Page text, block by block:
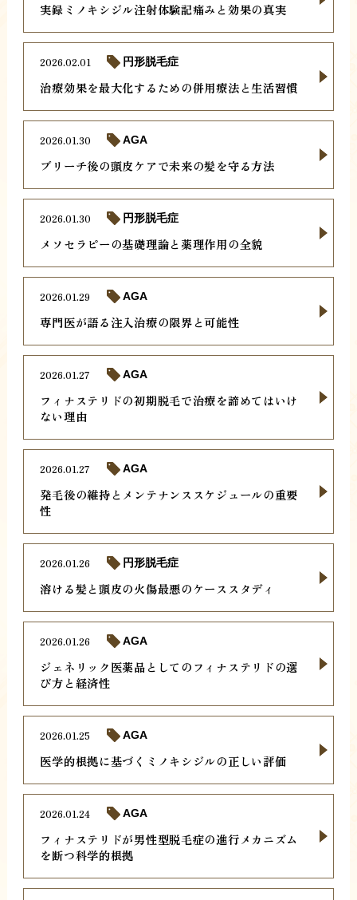
実録ミノキシジル注射体験記痛みと効果の真実
治療効果を最大化するための併用療法と生活習慣
2026.02.01 円形脱毛症
ブリーチ後の頭皮ケアで未来の髪を守る方法
2026.01.30 AGA
メソセラピーの基礎理論と薬理作用の全貌
2026.01.30 円形脱毛症
専門医が語る注入治療の限界と可能性
2026.01.29 AGA
フィナステリドの初期脱毛で治療を諦めてはいけ
ない理由
2026.01.27 AGA
発毛後の維持とメンテナンススケジュールの重要
性
2026.01.27 AGA
溶ける髪と頭皮の火傷最悪のケーススタディ
2026.01.26 円形脱毛症
ジェネリック医薬品としてのフィナステリドの選
び方と経済性
2026.01.26 AGA
医学的根拠に基づくミノキシジルの正しい評価
2026.01.25 AGA
フィナステリドが男性型脱毛症の進行メカニズム
を断つ科学的根拠
2026.01.24 AGA